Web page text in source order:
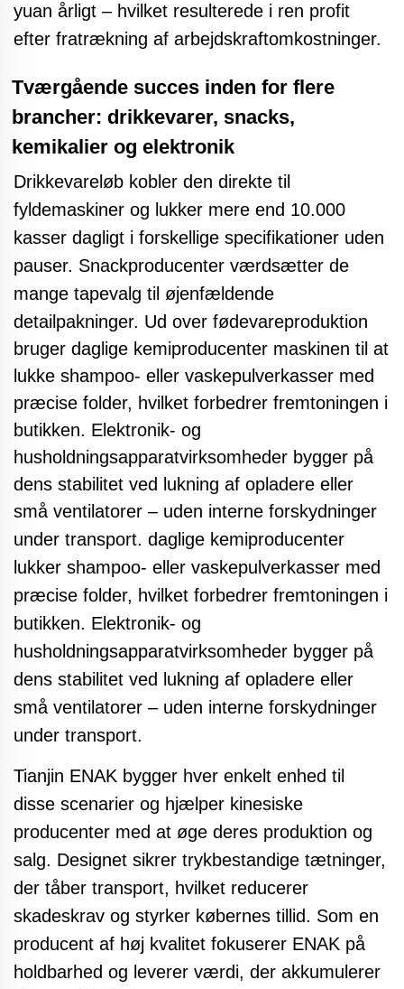
yuan årligt – hvilket resulterede i ren profit
efter fratrækning af arbejdskraftomkostninger.
Tværgående succes inden for flere
brancher: drikkevarer, snacks,
kemikalier og elektronik
Drikkevareløb kobler den direkte til
fyldemaskiner og lukker mere end 10.000
kasser dagligt i forskellige specifikationer uden
pauser. Snackproducenter værdsætter de
mange tapevalg til øjenfældende
detailpakninger. Ud over fødevareproduktion
bruger daglige kemiproducenter maskinen til at
lukke shampoo- eller vaskepulverkasser med
præcise folder, hvilket forbedrer fremtoningen i
butikken. Elektronik- og
husholdningsapparatvirksomheder bygger på
dens stabilitet ved lukning af opladere eller
små ventilatorer – uden interne forskydninger
under transport. daglige kemiproducenter
lukker shampoo- eller vaskepulverkasser med
præcise folder, hvilket forbedrer fremtoningen i
butikken. Elektronik- og
husholdningsapparatvirksomheder bygger på
dens stabilitet ved lukning af opladere eller
små ventilatorer – uden interne forskydninger
under transport.
Tianjin ENAK bygger hver enkelt enhed til
disse scenarier og hjælper kinesiske
producenter med at øge deres produktion og
salg. Designet sikrer trykbestandige tætninger,
der tåber transport, hvilket reducerer
skadeskrav og styrker købernes tillid. Som en
producent af høj kvalitet fokuserer ENAK på
holdbarhed og leverer værdi, der akkumulerer